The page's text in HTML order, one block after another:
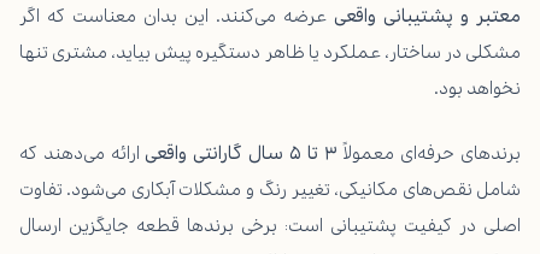
معتبر و پشتیبانی واقعی عرضه می‌کنند. این بدان معناست که اگر
مشکلی در ساختار، عملکرد یا ظاهر دستگیره پیش بیاید، مشتری تنها
نخواهد بود.
برندهای حرفه‌ای معمولاً ۳ تا ۵ سال گارانتی واقعیارائه می‌دهند که
شامل نقص‌های مکانیکی، تغییر رنگ و مشکلات آبکاری می‌شود. تفاوت
اصلی در کیفیت پشتیبانی است: برخی برندها قطعه جایگزین ارسال